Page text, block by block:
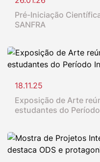
Pré-Iniciação
SANFRA
18.11.25
Exposição de Arte
estudantes do